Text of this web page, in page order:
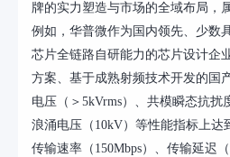
牌的实力塑造与市场的全域布局，
例如，华普微作为国内领先、少数
芯片全链路自研能力的芯片设计企
方案、基于成熟射频技术开发的国
电压（＞5kVrms）、共模瞬态抗扰
浪涌电压（10kV）等性能指标上达
传输速率（150Mbps）、传输延迟